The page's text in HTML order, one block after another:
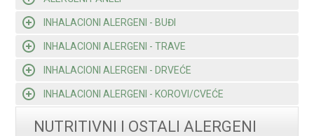
INHALACIONI ALERGENI - BUĐI
INHALACIONI ALERGENI - TRAVE
INHALACIONI ALERGENI - DRVEĆE
INHALACIONI ALERGENI - KOROVI/CVEĆE
NUTRITIVNI I OSTALI ALERGENI